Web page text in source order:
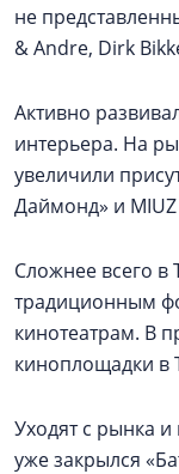
не
& Andre, Dirk
Активно
интерьера. На
увеличили
Даймонд» и
Сложнее всего в
традиционным
кинотеатрам. В
киноплощадки в
Уходят с рынка
уже закрылся